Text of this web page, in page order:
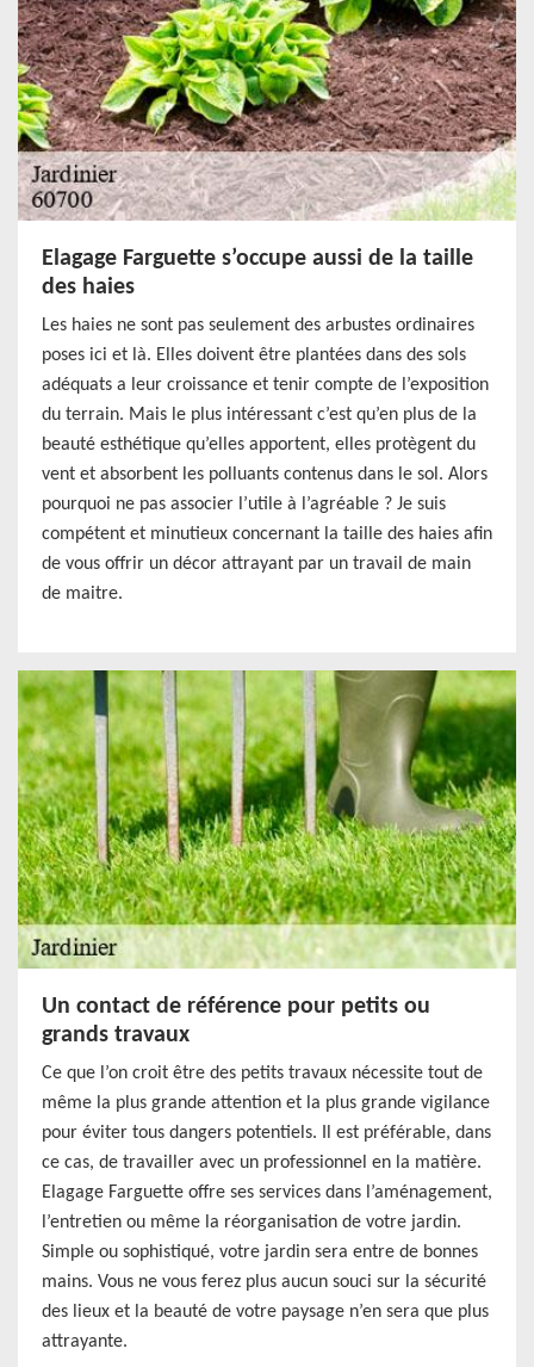
Elagage Farguette s’occupe aussi de la taille
des haies
Les haies ne sont pas seulement des arbustes ordinaires
poses ici et là. Elles doivent être plantées dans des sols
adéquats a leur croissance et tenir compte de l’exposition
du terrain. Mais le plus intéressant c’est qu’en plus de la
beauté esthétique qu’elles apportent, elles protègent du
vent et absorbent les polluants contenus dans le sol. Alors
pourquoi ne pas associer l’utile à l’agréable ? Je suis
compétent et minutieux concernant la taille des haies afin
de vous offrir un décor attrayant par un travail de main
de maitre.
Un contact de référence pour petits ou
grands travaux
Ce que l’on croit être des petits travaux nécessite tout de
même la plus grande attention et la plus grande vigilance
pour éviter tous dangers potentiels. Il est préférable, dans
ce cas, de travailler avec un professionnel en la matière.
Elagage Farguette offre ses services dans l’aménagement,
l’entretien ou même la réorganisation de votre jardin.
Simple ou sophistiqué, votre jardin sera entre de bonnes
mains. Vous ne vous ferez plus aucun souci sur la sécurité
des lieux et la beauté de votre paysage n’en sera que plus
attrayante.